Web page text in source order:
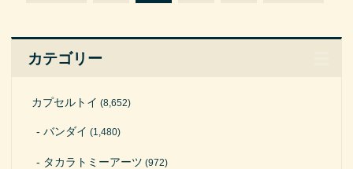
カテゴリー
カプセルトイ (8,652)
バンダイ (1,480)
タカラトミーアーツ (972)